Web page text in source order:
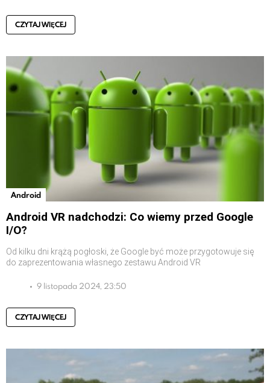
CZYTAJ WIĘCEJ
Android
Android VR nadchodzi: Co wiemy przed Google
I/O?
Od kilku dni krążą pogłoski, że Google być może przygotowuje się
do zaprezentowania własnego zestawu Android VR
9 listopada 2024, 23:50
CZYTAJ WIĘCEJ